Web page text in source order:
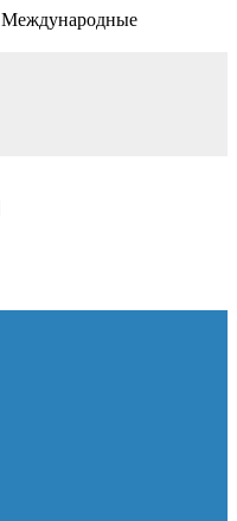
Международные